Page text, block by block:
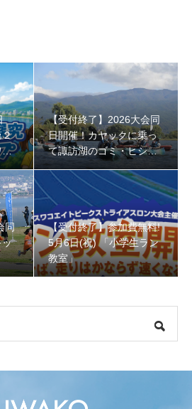
日開催！小学生対象キッズ・ラ
２
ー
【受付終了】2026大会同
日開催！カヤックに乗っ
て諏訪湖のゴミ・ヒシを
回収しよう！
同
ッ
【受付終了】参加費無料!
5月6日(祝) 「小学生ラン
教室」